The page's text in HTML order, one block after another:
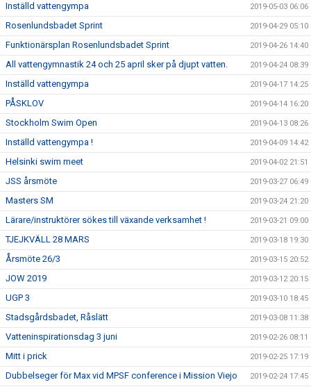
Inställd vattengympa 2019-05-03 06:06
Rosenlundsbadet Sprint 2019-04-29 05:10
Funktionärsplan Rosenlundsbadet Sprint 2019-04-26 14:40
All vattengymnastik 24 och 25 april sker på djupt vatten. 2019-04-24 08:39
Inställd vattengympa 2019-04-17 14:25
PÅSKLOV 2019-04-14 16:20
Stockholm Swim Open 2019-04-13 08:26
Inställd vattengympa ! 2019-04-09 14:42
Helsinki swim meet 2019-04-02 21:51
JSS årsmöte 2019-03-27 06:49
Masters SM 2019-03-24 21:20
Lärare/instruktörer sökes till växande verksamhet ! 2019-03-21 09:00
TJEJKVÄLL 28 MARS 2019-03-18 19:30
Årsmöte 26/3 2019-03-15 20:52
JOW 2019 2019-03-12 20:15
UGP 3 2019-03-10 18:45
Stadsgårdsbadet, Råslätt 2019-03-08 11:38
Vatteninspirationsdag 3 juni 2019-02-26 08:11
Mitt i prick 2019-02-25 17:19
Dubbelseger för Max vid MPSF conference i Mission Viejo 2019-02-24 17:45